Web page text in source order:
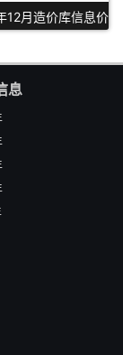
12月造价库信息价
息